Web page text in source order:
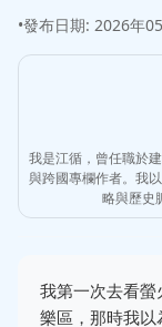
•發布日期: 2026年
我是江循，曾任職於
與跨國專欄作者。我
略與歷史
我第一次去看
樂區，那時我